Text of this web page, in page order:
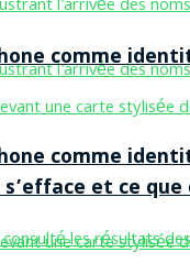
comme
comme
et ce